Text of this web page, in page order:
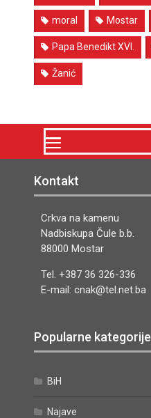
moral Mostar
Papa Benedikt XVI.
Žanić
Kontakt
Crkva na kamenu
Nadbiskupa Čule b.b.
88000 Mostar
Tel. +387 36 326-336
E-mail: cnak@tel.net.ba
Popularne kategorije
BiH
Najave